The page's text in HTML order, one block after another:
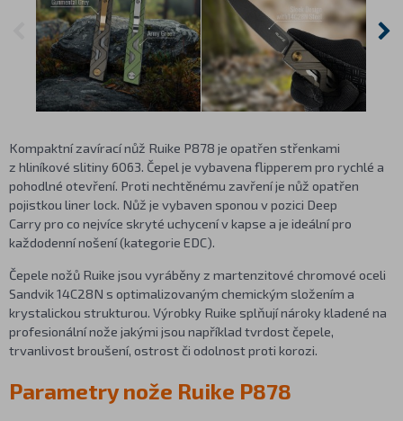
Kompaktní zavírací nůž Ruike P878 je opatřen střenkami
z hliníkové slitiny 6063. Čepel je vybavena flipperem pro rychlé a
pohodlné otevření. Proti nechtěnému zavření je nůž opatřen
pojistkou liner lock. Nůž je vybaven sponou v pozici Deep
Carry pro co nejvíce skryté uchycení v kapse a je ideální pro
každodenní nošení (kategorie EDC).
Čepele nožů Ruike jsou vyráběny z martenzitové chromové oceli
Sandvik 14C28N s optimalizovaným chemickým složením a
krystalickou strukturou. Výrobky Ruike splňují nároky kladené na
profesionální nože jakými jsou například tvrdost čepele,
trvanlivost broušení, ostrost či odolnost proti korozi.
Parametry nože Ruike P878